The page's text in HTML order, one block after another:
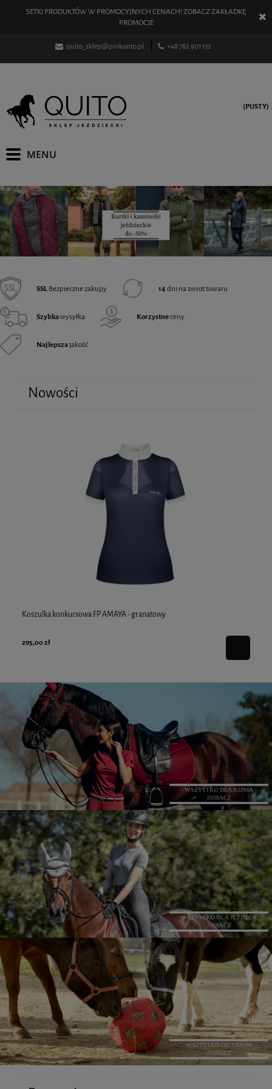
SETKI PRODUKTÓW W PROMOCYJNYCH CENACH! ZOBACZ ZAKŁADKĘ
PROMOCJE
quito_sklep@prokonto.pl +48 782 901 132
(PUSTY)
SSLBezpieczne zakupy 14dni na zwrot towaru
Szybkawysyłka Korzystneceny
Najlepszajakość
Nowości
Koszulka konkursowa FP AMAYA - granatowy
295,00 zł